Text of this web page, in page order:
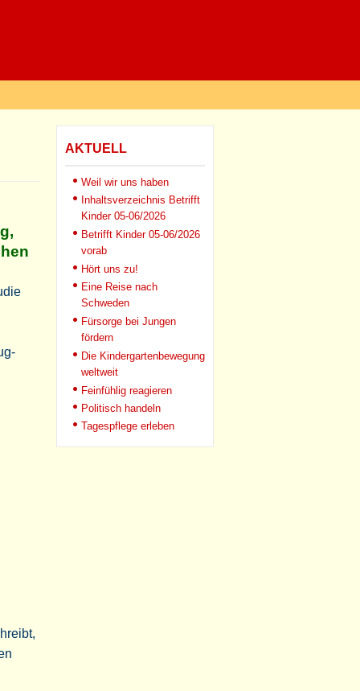
AKTUELL
Weil wir uns haben
Inhaltsverzeichnis Betrifft
Kinder 05-06/2026
Betrifft Kinder 05-06/2026
vorab
Hört uns zu!
Eine Reise nach
Schweden
Fürsorge bei Jungen
fördern
Die Kindergartenbewegung
weltweit
Feinfühlig reagieren
Politisch handeln
Tagespflege erleben